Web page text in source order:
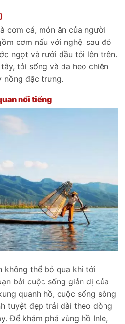
cơm cá, món ăn của người
cơm nấu với nghệ, sau đó
ngọt và rưới dầu tỏi lên trên.
tỏi sống và da heo chiên
nồng đặc trưng.
nổi tiếng
không thể bỏ qua khi tới
bởi cuộc sống giản dị của
quanh hồ, cuộc sống sông
tuyệt đẹp trải dài theo dòng
Để khám phá vùng hồ Inle,